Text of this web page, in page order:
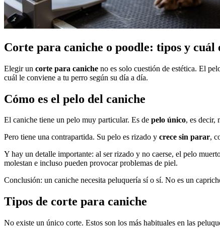
Corte para caniche o poodle: tipos y cuál
Elegir un corte para caniche no es solo cuestión de estética. El
cuál le conviene a tu perro según su día a día.
Cómo es el pelo del caniche
El caniche tiene un pelo muy particular. Es de pelo único, es decir,
Pero tiene una contrapartida. Su pelo es rizado y crece sin parar,
Y hay un detalle importante: al ser rizado y no caerse, el pelo
molestan e incluso pueden provocar problemas de piel.
Conclusión: un caniche necesita peluquería sí o sí. No es un
Tipos de corte para caniche
No existe un único corte. Estos son los más habituales en las